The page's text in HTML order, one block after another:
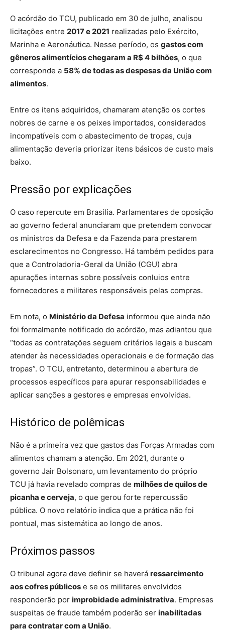
O acórdão do TCU, publicado em 30 de julho, analisou
licitações entre 2017 e 2021 realizadas pelo Exército,
Marinha e Aeronáutica. Nesse período, os gastos com
gêneros alimentícios chegaram a R$ 4 bilhões, o que
corresponde a 58% de todas as despesas da União com
alimentos.
Entre os itens adquiridos, chamaram atenção os cortes
nobres de carne e os peixes importados, considerados
incompatíveis com o abastecimento de tropas, cuja
alimentação deveria priorizar itens básicos de custo mais
baixo.
Pressão por explicações
O caso repercute em Brasília. Parlamentares de oposição
ao governo federal anunciaram que pretendem convocar
os ministros da Defesa e da Fazenda para prestarem
esclarecimentos no Congresso. Há também pedidos para
que a Controladoria-Geral da União (CGU) abra
apurações internas sobre possíveis conluios entre
fornecedores e militares responsáveis pelas compras.
Em nota, o Ministério da Defesa informou que ainda não
foi formalmente notificado do acórdão, mas adiantou que
“todas as contratações seguem critérios legais e buscam
atender às necessidades operacionais e de formação das
tropas”. O TCU, entretanto, determinou a abertura de
processos específicos para apurar responsabilidades e
aplicar sanções a gestores e empresas envolvidas.
Histórico de polêmicas
Não é a primeira vez que gastos das Forças Armadas com
alimentos chamam a atenção. Em 2021, durante o
governo Jair Bolsonaro, um levantamento do próprio
TCU já havia revelado compras de milhões de quilos de
picanha e cerveja, o que gerou forte repercussão
pública. O novo relatório indica que a prática não foi
pontual, mas sistemática ao longo de anos.
Próximos passos
O tribunal agora deve definir se haverá ressarcimento
aos cofres públicos e se os militares envolvidos
responderão por improbidade administrativa. Empresas
suspeitas de fraude também poderão ser inabilitadas
para contratar com a União.